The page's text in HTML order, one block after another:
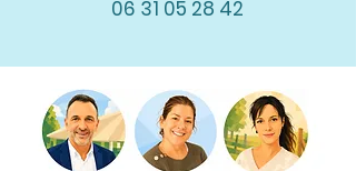
06 31 05 28 42